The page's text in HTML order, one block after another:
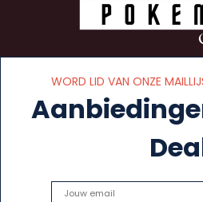
WORD LID VAN ONZE